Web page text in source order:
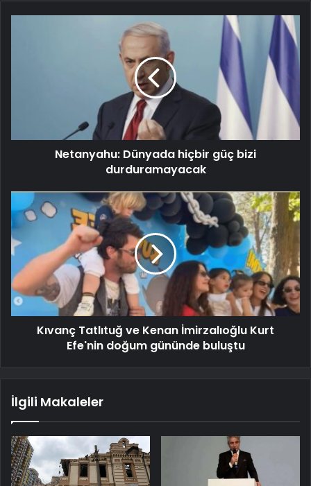
Netanyahu: Dünyada hiçbir güç bizi
durduramayacak
Kıvanç Tatlıtuğ ve Kenan İmirzalıoğlu Kurt
Efe'nin doğum gününde buluştu
İlgili Makaleler